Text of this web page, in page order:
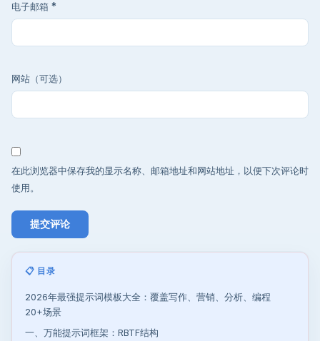
电子邮箱 *
网站（可选）
在此浏览器中保存我的显示名称、邮箱地址和网站地址，以便下次评论时
使用。
📋 目录
2026年最强提示词模板大全：覆盖写作、营销、分析、编程
20+场景
一、万能提示词框架：RBTF结构